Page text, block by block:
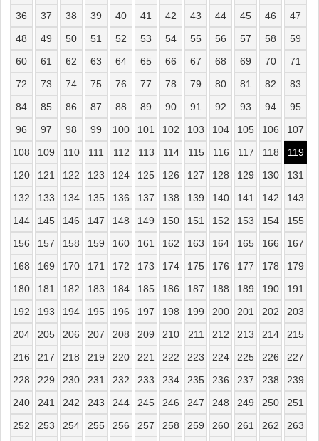
36
37 38 39 40 41 42 43 44 45 46
47
48
49 50 51 52 53 54 55 56 57 58
59
60
61 62 63 64 65 66 67 68 69 70
71
72
73 74 75 76 77 78 79 80 81 82
83
84
85 86 87 88 89 90 91 92 93 94
95
96
97 98 99 100 101 102 103 104 105 106
107
108
109 110 111 112 113 114 115 116 117 118
119
120
121 122 123 124 125 126 127 128 129 130
131
132
133 134 135 136 137 138 139 140 141 142
143
144
145 146 147 148 149 150 151 152 153 154
155
156
157 158 159 160 161 162 163 164 165 166
167
168
169 170 171 172 173 174 175 176 177 178
179
180
181 182 183 184 185 186 187 188 189 190
191
192
193 194 195 196 197 198 199 200 201 202
203
204
205 206 207 208 209 210 211 212 213 214
215
216
217 218 219 220 221 222 223 224 225 226
227
228
229 230 231 232 233 234 235 236 237 238
239
240
241 242 243 244 245 246 247 248 249 250
251
252
253 254 255 256 257 258 259 260 261 262
263